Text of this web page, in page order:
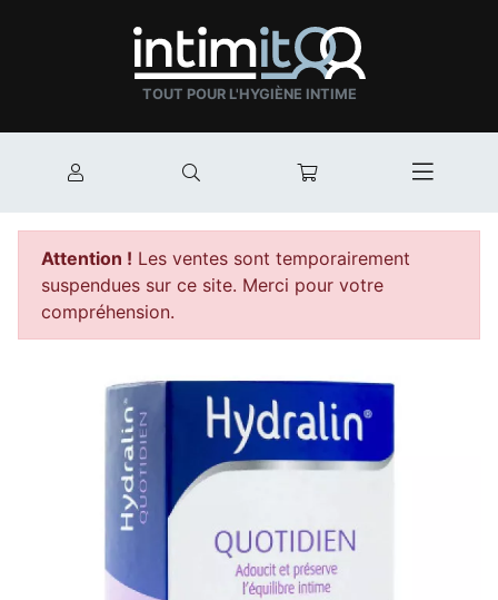
TOUT POUR L'HYGIÈNE INTIME
Mon compte Mon panier
Attention ! Les ventes sont temporairement
suspendues sur ce site. Merci pour votre
compréhension.